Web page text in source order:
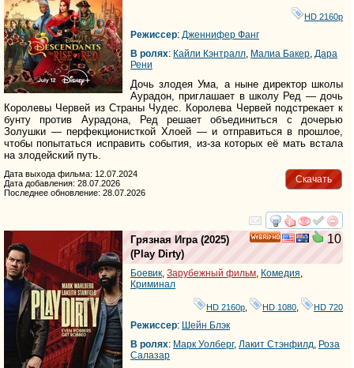
HD 2160р
Режиссер: Дженнифер Фанг
В ролях: Кайли Кэнтралл Малиа Бакер Дара
Рени
Дочь злодея Ума, а ныне директор школы
Аурадон, приглашает в школу Ред — дочь
Королевы Червей из Страны Чудес. Королева Червей подстрекает к
бунту против Аурадона, Ред решает объединиться с дочерью
Золушки — перфекционисткой Хлоей — и отправиться в прошлое,
чтобы попытаться исправить события, из-за которых её мать встала
на злодейский путь.
Скачать
Дата выхода фильма: 12.07.2024
Дата добавления: 28.07.2026
Последнее обновление: 28.07.2026
смотреть
10
Грязная Игра(2025)
(Play Dirty)
Боевик, Зарубежный фильм, Комедия,
Криминал
HD 2160р HD 1080 HD 720
Режиссер: Шейн Блэк
В ролях: Марк Уолберг, Лакит Стэнфилд, Роза
Салазар